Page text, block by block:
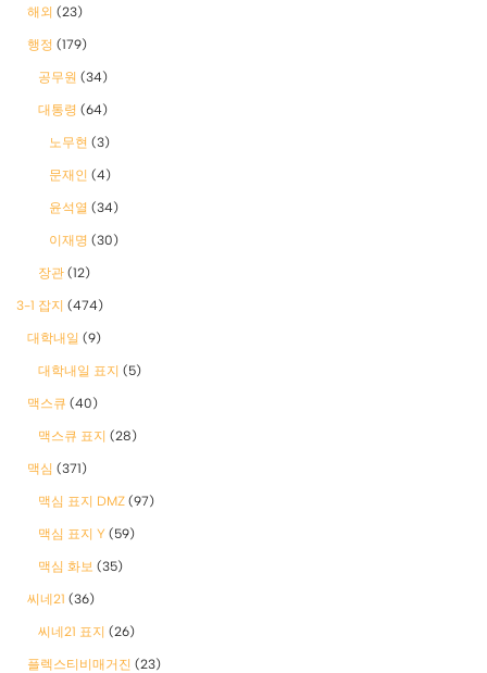
해외 (23)
행정 (179)
공무원 (34)
대통령 (64)
노무현 (3)
문재인 (4)
윤석열 (34)
이재명 (30)
장관 (12)
3-1 잡지 (474)
대학내일 (9)
대학내일 표지 (5)
맥스큐 (40)
맥스큐 표지 (28)
맥심 (371)
맥심 표지 DMZ (97)
맥심 표지 Y (59)
맥심 화보 (35)
씨네21 (36)
씨네21 표지 (26)
플렉스티비매거진 (23)